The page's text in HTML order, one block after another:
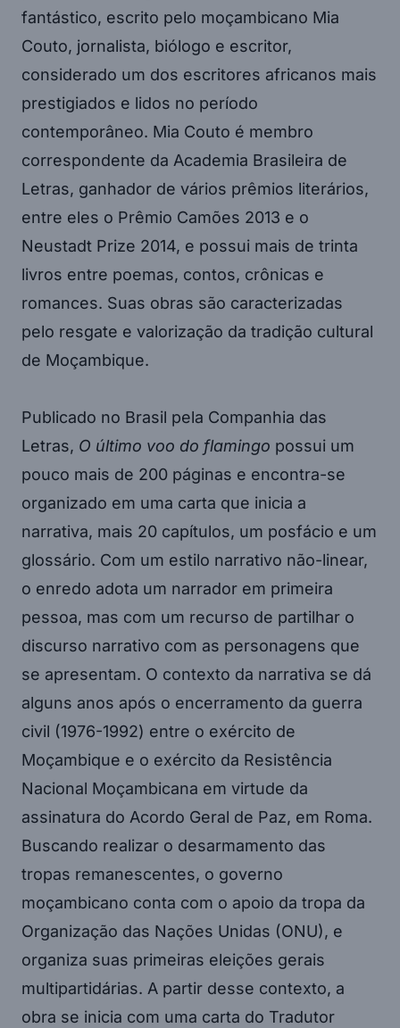
fantástico, escrito pelo moçambicano Mia
Couto, jornalista, biólogo e escritor,
considerado um dos escritores africanos mais
prestigiados e lidos no período
contemporâneo. Mia Couto é membro
correspondente da Academia Brasileira de
Letras, ganhador de vários prêmios literários,
entre eles o Prêmio Camões 2013 e o
Neustadt Prize 2014, e possui mais de trinta
livros entre poemas, contos, crônicas e
romances. Suas obras são caracterizadas
pelo resgate e valorização da tradição cultural
de Moçambique.
Publicado no Brasil pela Companhia das
Letras, O último voo do flamingo possui um
pouco mais de 200 páginas e encontra-se
organizado em uma carta que inicia a
narrativa, mais 20 capítulos, um posfácio e um
glossário. Com um estilo narrativo não-linear,
o enredo adota um narrador em primeira
pessoa, mas com um recurso de partilhar o
discurso narrativo com as personagens que
se apresentam. O contexto da narrativa se dá
alguns anos após o encerramento da guerra
civil (1976-1992) entre o exército de
Moçambique e o exército da Resistência
Nacional Moçambicana em virtude da
assinatura do Acordo Geral de Paz, em Roma.
Buscando realizar o desarmamento das
tropas remanescentes, o governo
moçambicano conta com o apoio da tropa da
Organização das Nações Unidas (ONU), e
organiza suas primeiras eleições gerais
multipartidárias. A partir desse contexto, a
obra se inicia com uma carta do Tradutor